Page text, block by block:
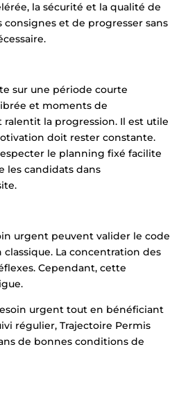
la sécurité et la qualité de
consignes et de progresser sans
sur une période courte
et moments de
ralentit la progression. Il est utile
doit rester constante.
le planning fixé facilite
les candidats dans
urgent peuvent valider le code
La concentration des
Cependant, cette
urgent tout en bénéficiant
régulier, Trajectoire Permis
de bonnes conditions de